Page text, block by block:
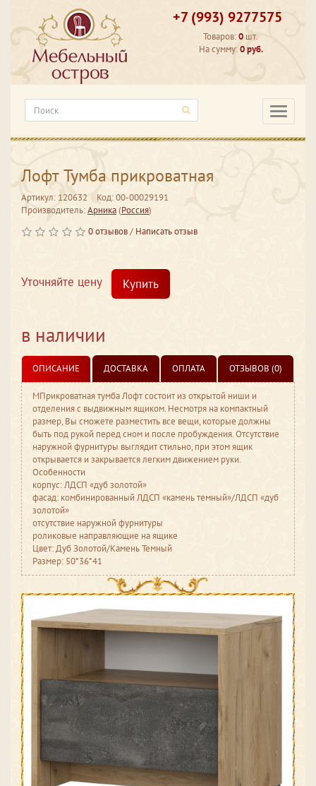
+7 (993) 9277575
Товаров:0 шт.
На сумму:0 руб.
Лофт Тумба прикроватная
Артикул: 120632
Код: 00-00029191
Производитель:Арника(Россия)
0 отзывов/ Написать отзыв
Уточняйте цену Купить
в наличии
ОПИСАНИЕ ДОСТАВКА ОПЛАТА ОТЗЫВОВ (0)
МПрикроватная тумба Лофт состоит из открытой ниши и
отделения с выдвижным ящиком. Несмотря на компактный
размер, Вы сможете разместить все вещи, которые должны
быть под рукой перед сном и после пробуждения. Отсутствие
наружной фурнитуры выглядит стильно, при этом ящик
открывается и закрывается легким движением руки.
Особенности
корпус: ЛДСП «дуб золотой»
фасад: комбинированный ЛДСП «камень темный»/ЛДСП «дуб
золотой»
отсутствие наружной фурнитуры
роликовые направляющие на ящике
Цвет: Дуб Золотой/Камень Темный
Размер: 50*36*41